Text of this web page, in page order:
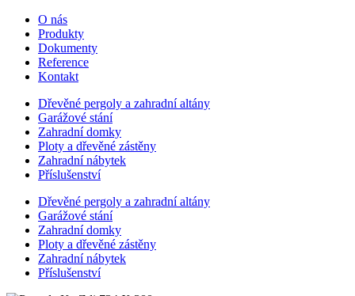
O nás
Produkty
Dokumenty
Reference
Kontakt
Dřevěné pergoly a zahradní altány
Garážové stání
Zahradní domky
Ploty a dřevěné zástěny
Zahradní nábytek
Příslušenství
Dřevěné pergoly a zahradní altány
Garážové stání
Zahradní domky
Ploty a dřevěné zástěny
Zahradní nábytek
Příslušenství